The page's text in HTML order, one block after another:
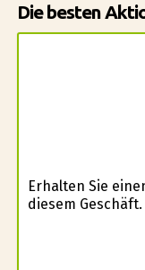
Die besten
Erhalten Sie
diesem Geschäft.